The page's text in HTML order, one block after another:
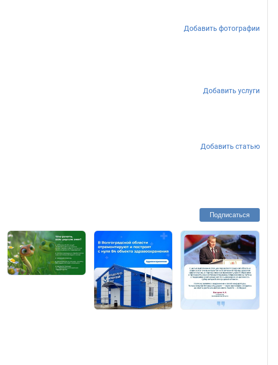
Добавить фотографии
Добавить услуги
Добавить статью
Подписаться